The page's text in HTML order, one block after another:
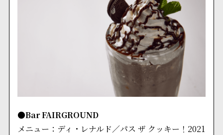
●Bar FAIRGROUND
メニュー：ディ・レナルド／パス ザ クッキー！2021